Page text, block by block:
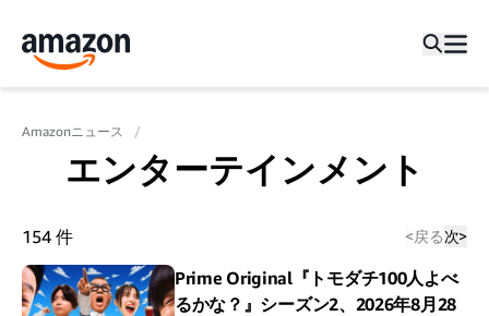
Amazonニュース
エンターテインメント
154 件 <戻る次>
Prime Original『トモダチ100人よべ
るかな？』シーズン2、2026年8月28